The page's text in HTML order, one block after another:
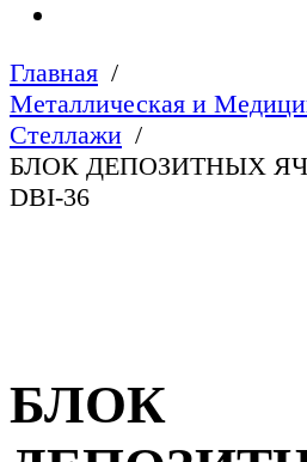
Главная
Металлическая и
Стеллажи
БЛОК ДЕПОЗИТНЫХ
DBI-36
БЛОК